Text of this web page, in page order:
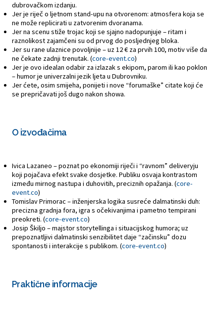
dubrovačkom izdanju.
Jer je riječ o ljetnom stand-upu na otvorenom: atmosfera koja se
ne može replicirati u zatvorenim dvoranama.
Jer na scenu stiže trojac koji se sjajno nadopunjuje – ritam i
raznolikost zajamčeni su od prvog do posljednjeg bloka.
Jer su rane ulaznice povoljnije – uz 12 € za prvih 100, motiv više da
ne čekate zadnji trenutak. (core-event.co)
Jer je ovo idealan odabir za izlazak s ekipom, parom ili kao poklon
– humor je univerzalni jezik ljeta u Dubrovniku.
Jer ćete, osim smijeha, ponijeti i nove “forumaške” citate koji će
se prepričavati još dugo nakon showa.
O izvođačima
Ivica Lazaneo – poznat po ekonomiji riječi i “ravnom” deliveryju
koji pojačava efekt svake dosjetke. Publiku osvaja kontrastom
između mirnog nastupa i duhovitih, preciznih opažanja. (core-
event.co)
Tomislav Primorac – inženjerska logika susreće dalmatinski duh:
precizna gradnja fora, igra s očekivanjima i pametno tempirani
preokreti. (core-event.co)
Josip Škiljo – majstor storytellinga i situacijskog humora; uz
prepoznatljivi dalmatinski senzibilitet daje “začinsku” dozu
spontanosti i interakcije s publikom. (core-event.co)
Praktične informacije